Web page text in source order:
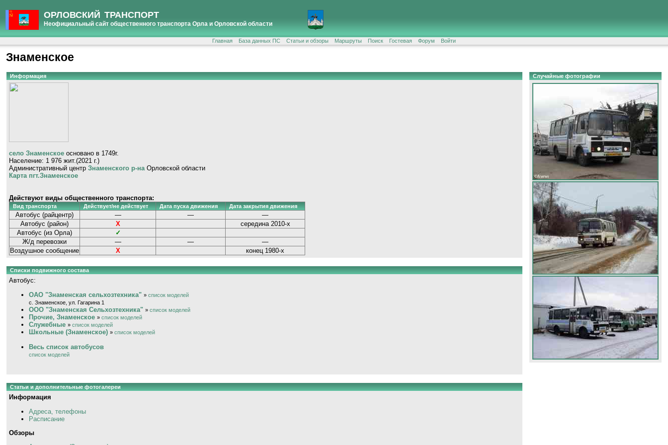
ОРЛОВСКИЙ ТРАНСПОРТ
Неофициальный сайт общественного транспорта Орла и Орловской области
Главная База данных ПС Статьи и обзоры Маршруты Поиск Гостевая Форум Войти
Знаменское
Информация
село Знаменское основано в 1749г.
Население: 1 976 жит.(2021 г.)
Административный центр Знаменского р-на Орловской области
Карта пгт.Знаменское
Действуют виды общественного транспорта:
Вид транспорта Действует/не действует Дата пуска движения Дата закрытия движения
Автобус (райцентр) — —
—
Автобус (район)
Х
середина 2010-х
Автобус (из Орла)
✓
Ж/д перевозки
— —
—
Воздушное сообщение
Х конец 1980-х
Списки подвижного состава
Автобус:
ОАО "Знаменская сельхозтехника" » список моделей
с. Знаменское, ул. Гагарина 1
ООО "Знаменская Сельхозтехника" » список моделей
Прочие, Знаменское » список моделей
Служебные » список моделей
Школьные (Знаменское) » список моделей
Весь список автобусов
список моделей
Статьи и дополнительные фотогалереи
Информация
Адреса, телефоны
Расписание
Обзоры
Случайные фотографии